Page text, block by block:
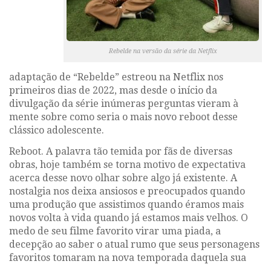
Rebelde na versão da série da Netflix
adaptação de “Rebelde” estreou na Netflix nos
primeiros dias de 2022, mas desde o início da
divulgação da série inúmeras perguntas vieram à
mente sobre como seria o mais novo reboot desse
clássico adolescente.
Reboot. A palavra tão temida por fãs de diversas
obras, hoje também se torna motivo de expectativa
acerca desse novo olhar sobre algo já existente. A
nostalgia nos deixa ansiosos e preocupados quando
uma produção que assistimos quando éramos mais
novos volta à vida quando já estamos mais velhos. O
medo de seu filme favorito virar uma piada, a
decepção ao saber o atual rumo que seus personagens
favoritos tomaram na nova temporada daquela sua